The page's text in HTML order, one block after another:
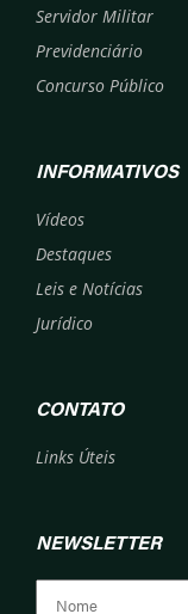
Servidor Militar
Previdenciário
Concurso Público
INFORMATIVOS
Vídeos
Destaques
Leis e Notícias
Jurídico
CONTATO
Links Úteis
NEWSLETTER